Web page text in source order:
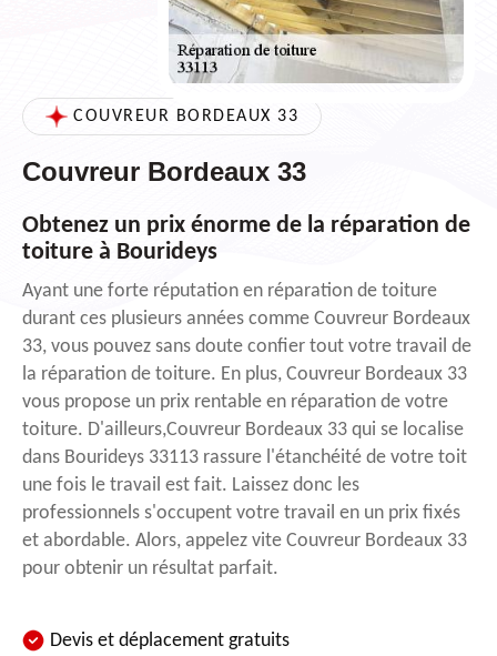
COUVREUR BORDEAUX 33
Couvreur Bordeaux 33
Obtenez un prix énorme de la réparation de
toiture à Bourideys
Ayant une forte réputation en réparation de toiture
durant ces plusieurs années comme Couvreur Bordeaux
33, vous pouvez sans doute confier tout votre travail de
la réparation de toiture. En plus, Couvreur Bordeaux 33
vous propose un prix rentable en réparation de votre
toiture. D'ailleurs,Couvreur Bordeaux 33 qui se localise
dans Bourideys 33113 rassure l'étanchéité de votre toit
une fois le travail est fait. Laissez donc les
professionnels s'occupent votre travail en un prix fixés
et abordable. Alors, appelez vite Couvreur Bordeaux 33
pour obtenir un résultat parfait.
Devis et déplacement gratuits